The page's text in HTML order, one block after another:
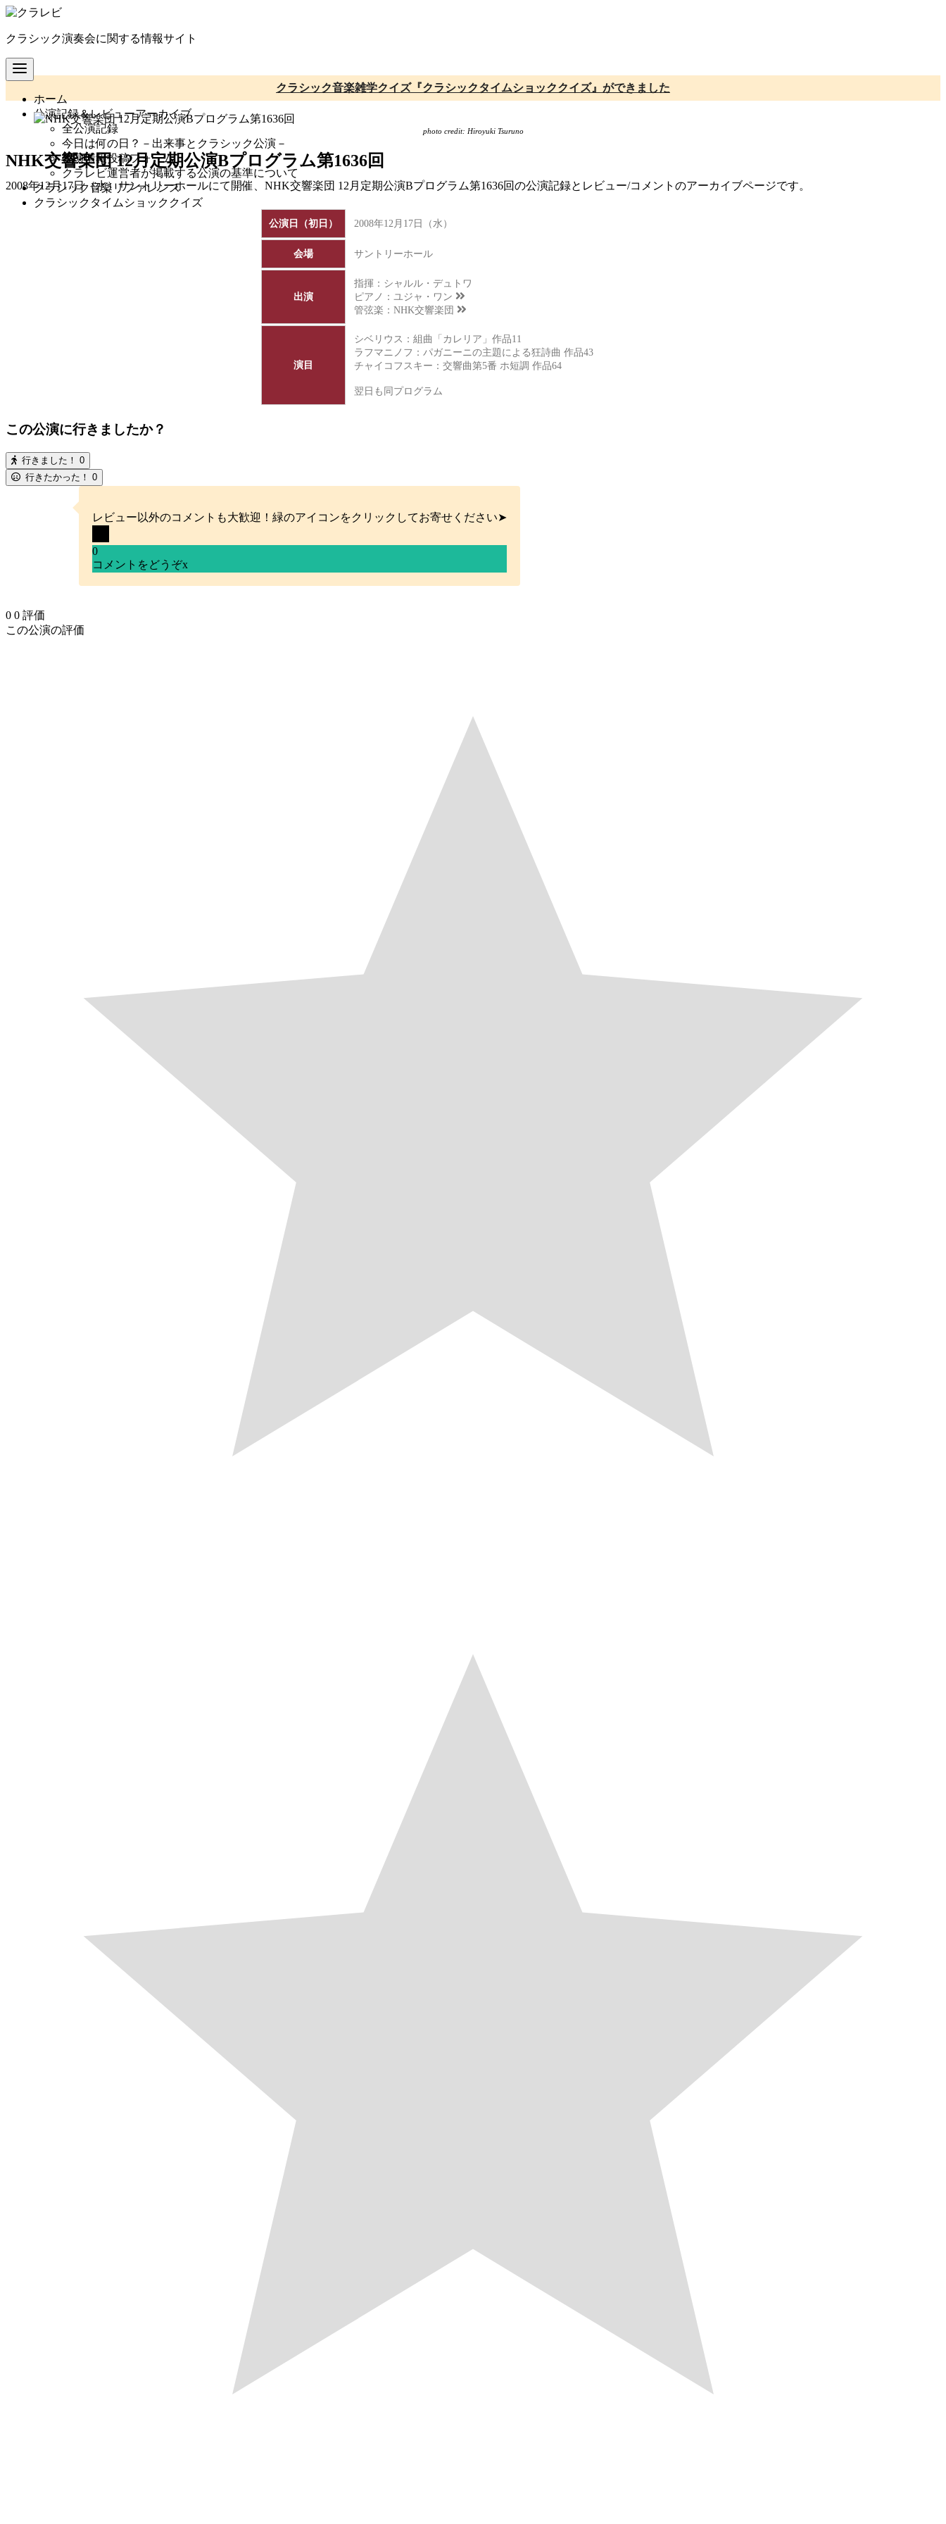
コ
テ
ン
ツ
移
クラシック演奏会に関する情報サイト
ホーム
公演記録＆レビューアーカイブ
全公演記録
今日は何の日？－出来事とクラシック公演－
公演情報投稿フォーム
クラレビ運営者が掲載する公演の基準について
クラシック音楽リファレンス
クラシックタイムショッククイズ
クラシック音楽雑学クイズ『クラシックタイムショッククイズ』ができました
photo credit: Hiroyuki Tsuruno
NHK交響楽団 12月定期公演Bプログラム第1636回
2008年12月17日（水）サントリーホールにて開催、NHK交響楽団 12月定期公演Bプログラム第1636回の公演記録とレビュー/コメントのアーカイブページです。
公演日（初日） 2008年12月17日（水）
会場 サントリーホール
出演
指揮：シャルル・デュトワ
ピアノ： ユジャ・ワン
管弦楽： NHK交響楽団
演目
シベリウス：組曲「カレリア」作品11
ラフマニノフ：パガニーニの主題による狂詩曲 作品43
チャイコフスキー：交響曲第5番 ホ短調 作品64
翌日も同プログラム
この公演に行きましたか？
行きました！ 0
行きたかった！ 0
レビュー以外のコメントも大歓迎！緑のアイコンをクリックしてお寄せください➤
0
コメントをどうぞx
0 0 評価
この公演の評価